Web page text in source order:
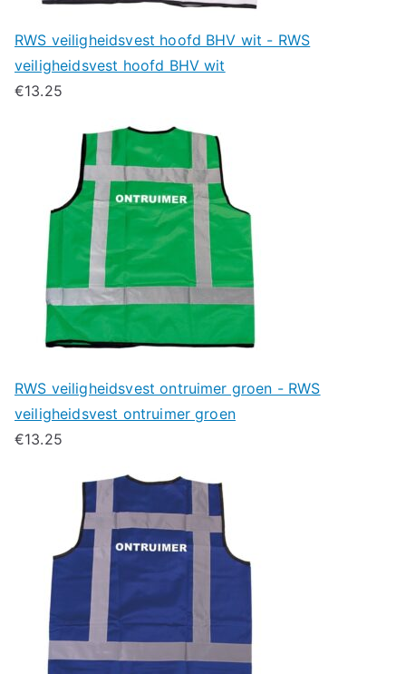
RWS veiligheidsvest hoofd BHV wit - RWS
veiligheidsvest hoofd BHV wit
€13.25
RWS veiligheidsvest ontruimer groen - RWS
veiligheidsvest ontruimer groen
€13.25